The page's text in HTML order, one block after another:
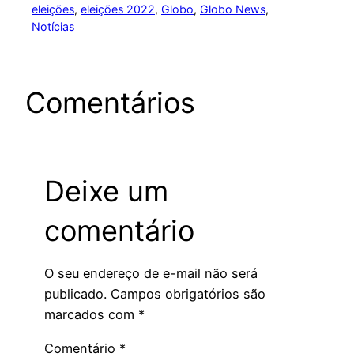
eleições, eleições 2022, Globo, Globo News
Notícias
Comentários
Deixe um
comentário
O seu endereço de e-mail não será
publicado. Campos obrigatórios são
marcados com *
Comentário *